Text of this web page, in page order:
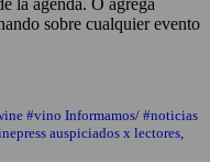
la agenda. O agrega
sobre cualquier evento
#vino Informamos/ #noticias
auspiciados x lectores,